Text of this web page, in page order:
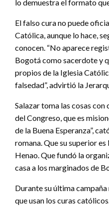
lo demuestra el formato
El falso cura no puede
Católica, aunque lo hace,
conocen. “No aparece
Bogotá como sacerdote y
propios de la Iglesia
falsedad”, advirtió la
Salazar toma las cosas con
del Congreso, que es
de la Buena Esperanza”,
romana. Que su superior
Henao. Que fundó la
casa a los marginados de
Durante su última
que usan los curas